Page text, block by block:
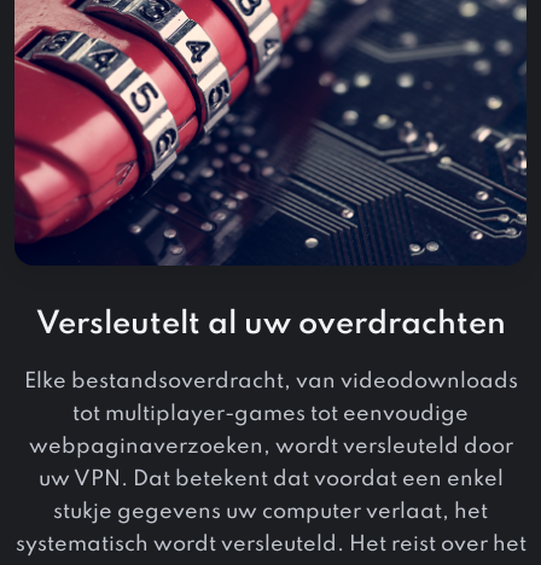
Versleutelt al uw overdrachten
Elke bestandsoverdracht, van videodownloads
tot multiplayer-games tot eenvoudige
webpaginaverzoeken, wordt versleuteld door
uw VPN. Dat betekent dat voordat een enkel
stukje gegevens uw computer verlaat, het
systematisch wordt versleuteld. Het reist over het